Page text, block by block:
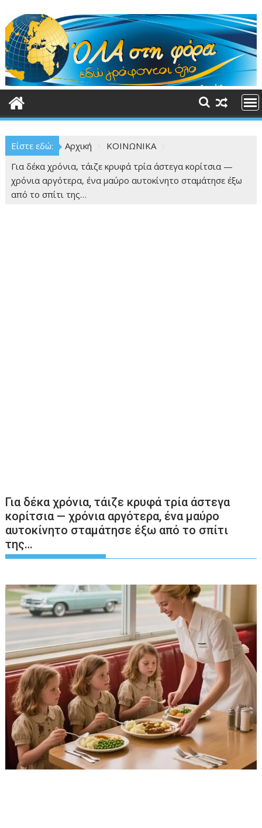
στο
περιεχόμενο
Είστε εδώ: Αρχική
ΚΟΙΝΩΝΙΚΑ
Για δέκα χρόνια, τάιζε κρυφά τρία άστεγα κορίτσια —
χρόνια αργότερα, ένα μαύρο αυτοκίνητο σταμάτησε έξω
από το σπίτι της…
Για δέκα χρόνια, τάιζε κρυφά τρία άστεγα
κορίτσια — χρόνια αργότερα, ένα μαύρο
αυτοκίνητο σταμάτησε έξω από το σπίτι
της…